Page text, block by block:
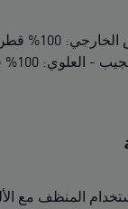
100% قطن
- العلوي: 100% قطن
المنظف مع